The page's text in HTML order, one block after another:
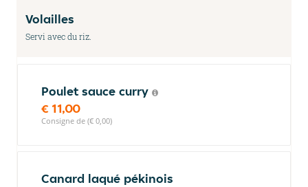
Volailles
Servi avec du riz.
Poulet sauce curry
€ 11,00
Consigne de (€ 0,00)
Canard laqué pékinois